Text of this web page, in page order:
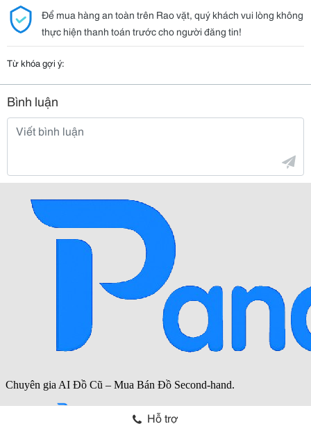
Để mua hàng an toàn trên Rao vặt, quý khách vui lòng không
thực hiện thanh toán trước cho người đăng tin!
Từ khóa gợi ý:
Bình luận
Hỗ trợ